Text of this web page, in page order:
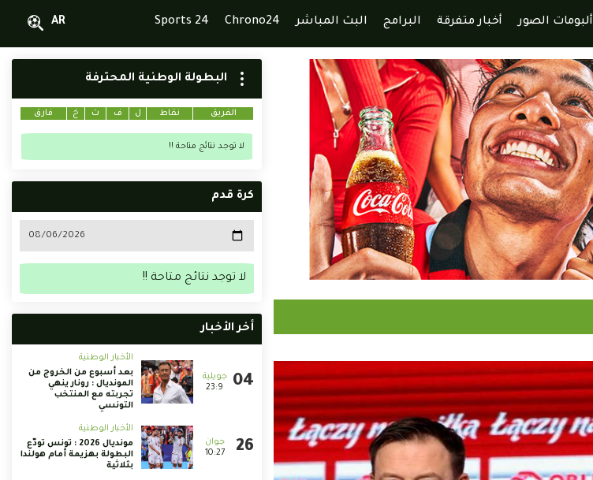
ألبومات الصور أخبار متفرقة البرامج البث المباشر Chrono24
Sports 24
AR
البطولة الوطنية المحترفة
الفريق نقاط ل ف ت خ فارق
لا توجد نتائج متاحة !!
كرة قدم
لا توجد نتائج متاحة !!
أخر الأخبار
23:9
الأخبار الوطنية
بعد أسبوع من الخروج من
المونديال : رونار ينهي
تجربته مع المنتخب
التونسي
10:27
الأخبار الوطنية
مونديال 2026 : تونس تودّع
البطولة بهزيمة أمام هولندا
بثلاثية